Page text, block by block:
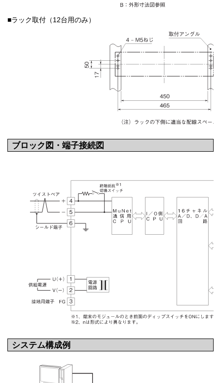
■ラック取付（12台用のみ）
ブロック図・端子接続図
システム構成例